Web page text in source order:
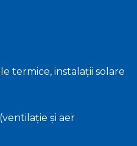
termice, instalații solare
și aer